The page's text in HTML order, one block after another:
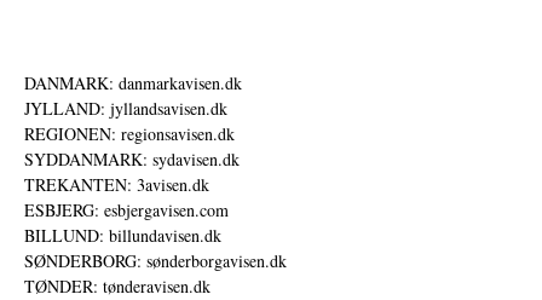
DANMARK: danmarkavisen.dk
JYLLAND: jyllandsavisen.dk
REGIONEN: regionsavisen.dk
SYDDANMARK: sydavisen.dk
TREKANTEN: 3avisen.dk
ESBJERG: esbjergavisen.com
BILLUND: billundavisen.dk
SØNDERBORG: sønderborgavisen.dk
TØNDER: tønderavisen.dk